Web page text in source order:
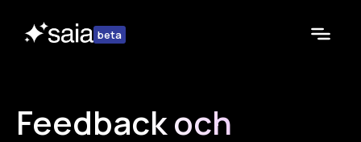
beta
Feedback och